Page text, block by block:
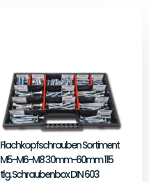
Flachkopfschrauben Sortiment
M5-M6-M8 30mm-60mm 115
tlg. Schraubenbox DIN 603